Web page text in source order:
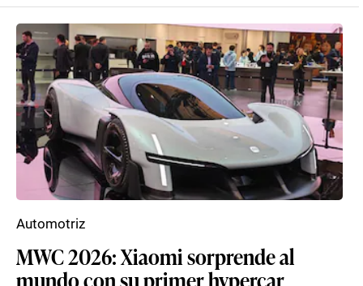
MWC 2026: Xiaomi sorprende al
mundo con su primer hypercar
Automotriz